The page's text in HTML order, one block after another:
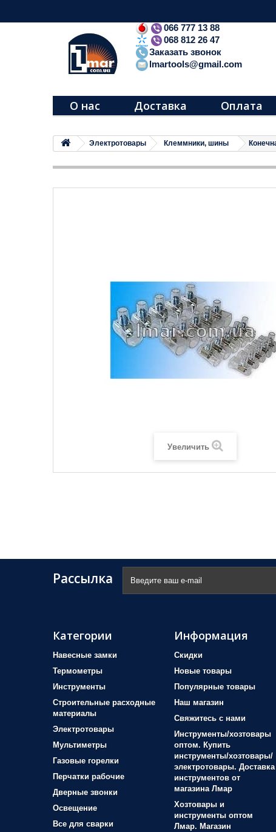
066 777 13 88
068 812 26 47
Заказать звонок
lmartools@gmail.com
О нас Доставка Оплата
Электротовары Клеммники, шины
Увеличить
Рассылка
Категории
Навесные замки
Термометры
Инструменты
Строительные расходные
материалы
Электротовары
Мультиметры
Газовые горелки
Перчатки рабочие
Дверные звонки
Освещение
Все для сварки
Информация
Скидки
Новые товары
Популярные товары
Наш магазин
Свяжитесь с нами
Инструменты/хозтовары
оптом. Купить
инструменты/хозтовары/
электротовары. Доставка
инструментов от
магазина Лмар
Хозтовары и
инструменты оптом
Лмар. Магазин